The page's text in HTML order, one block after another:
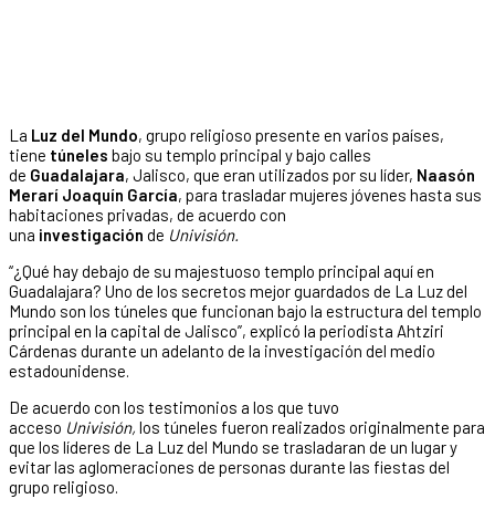
La Luz del Mundo, grupo religioso presente en varios países,
tiene túneles bajo su templo principal y bajo calles
de Guadalajara, Jalisco, que eran utilizados por su líder, Naasón
Merarí Joaquín García, para trasladar mujeres jóvenes hasta sus
habitaciones privadas, de acuerdo con
una investigación de Univisión.
“¿Qué hay debajo de su majestuoso templo principal aquí en
Guadalajara? Uno de los secretos mejor guardados de La Luz del
Mundo son los túneles que funcionan bajo la estructura del templo
principal en la capital de Jalisco”, explicó la periodista Ahtziri
Cárdenas durante un adelanto de la investigación del medio
estadounidense.
De acuerdo con los testimonios a los que tuvo
acceso Univisión, los túneles fueron realizados originalmente para
que los líderes de La Luz del Mundo se trasladaran de un lugar y
evitar las aglomeraciones de personas durante las fiestas del
grupo religioso.